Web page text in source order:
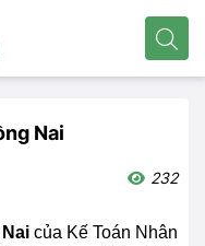
Nai
232
của Kế Toán Nhân